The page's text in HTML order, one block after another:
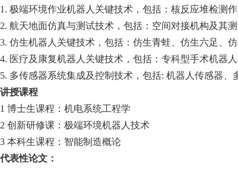
1. 极端环境作业机器人关键技术，包括：核反应堆检测
2. 航天地面仿真与测试技术，包括：空间对接机构及其
3. 仿生机器人关键技术，包括：仿生青蛙、仿生六足、
4. 医疗及康复机器人关键技术，包括：专科型手术机器
5. 多传感器系统集成及控制技术，包括: 机器人传感器、
讲授课程
1 博士生课程：机电系统工程学
2 创新研修课：极端环境机器人技术
3 本科生课程：智能制造概论
代表性论文：